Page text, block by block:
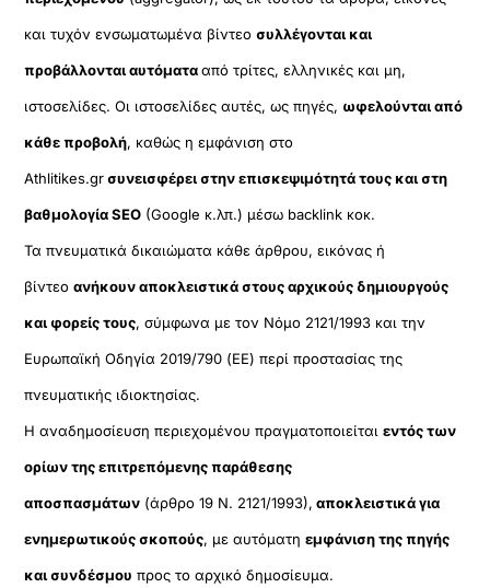
και τυχόν ενσωματωμένα βίντεοσυλλέγονται και
προβάλλονται αυτόματααπό τρίτες, ελληνικές και μη,
ιστοσελίδες. Οι ιστοσελίδες αυτές, ως πηγές, ωφελούνται από
κάθε προβολή, καθώς η εμφάνιση στο
Athlitikes.grσυνεισφέρει στην επισκεψιμότητά τους και στη
βαθμολογία SEO (Google κ.λπ.) μέσω backlink κοκ.
Τα πνευματικά δικαιώματα κάθε άρθρου, εικόνας ή
βίντεοανήκουν αποκλειστικά στους αρχικούς δημιουργούς
και φορείς τους, σύμφωνα με τον Νόμο 2121/1993 και την
Ευρωπαϊκή Οδηγία 2019/790 (ΕΕ) περί προστασίας της
πνευματικής ιδιοκτησίας.
Η αναδημοσίευση περιεχομένου πραγματοποιείταιεντός των
ορίων της επιτρεπόμενης παράθεσης
αποσπασμάτων (άρθρο 19 Ν. 2121/1993), αποκλειστικά για
ενημερωτικούς σκοπούς, με αυτόματηεμφάνιση της πηγής
και συνδέσμου προς το αρχικό δημοσίευμα.